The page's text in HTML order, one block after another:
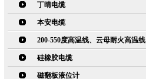
丁晴电缆
本安电缆
200-550度高温线、云母耐火高温线
硅橡胶电缆
磁翻板液位计